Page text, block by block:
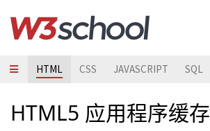
HTML CSS JAVASCRIPT SQL
HTML5 应用程序缓存